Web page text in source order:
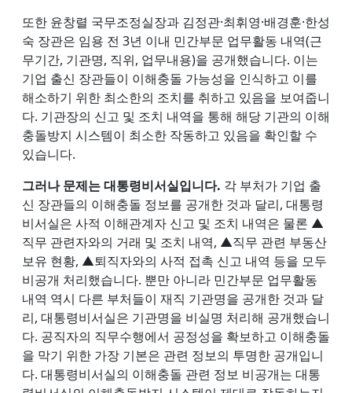
또한 윤창렬 국무조정실장과 김정관·최휘영·배경훈·한성
숙 장관은 임용 전 3년 이내 민간부문 업무활동 내역(근
무기간, 기관명, 직위, 업무내용)을 공개했습니다. 이는
기업 출신 장관들이 이해충돌 가능성을 인식하고 이를
해소하기 위한 최소한의 조치를 취하고 있음을 보여줍니
다. 기관장의 신고 및 조치 내역을 통해 해당 기관의 이해
충돌방지 시스템이 최소한 작동하고 있음을 확인할 수
있습니다.
그러나 문제는 대통령비서실입니다. 각 부처가 기업 출
신 장관들의 이해충돌 정보를 공개한 것과 달리, 대통령
비서실은 사적 이해관계자 신고 및 조치 내역은 물론 ▲
직무 관련자와의 거래 및 조치 내역, ▲직무 관련 부동산
보유 현황, ▲퇴직자와의 사적 접촉 신고 내역 등을 모두
비공개 처리했습니다. 뿐만 아니라 민간부문 업무활동
내역 역시 다른 부처들이 재직 기관명을 공개한 것과 달
리, 대통령비서실은 기관명을 비실명 처리해 공개했습니
다. 공직자의 직무수행에서 공정성을 확보하고 이해충돌
을 막기 위한 가장 기본은 관련 정보의 투명한 공개입니
다. 대통령비서실의 이해충돌 관련 정보 비공개는 대통